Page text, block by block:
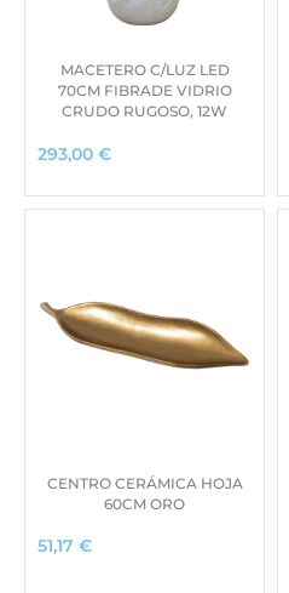
MACETERO C/LUZ LED
70CM FIBRADE VIDRIO
CRUDO RUGOSO, 12W
293,00 €
CENTRO CERÁMICA HOJA
60CM ORO
51,17 €